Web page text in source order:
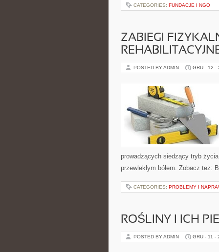
CATEGORIES: FUNDACJE I NGO
ZABIEGI
POSTED BY ADMIN GRU - 12 -
prowadzących siedzący tryb
przewlekłym bólem. Zobacz też:
CATEGORIES: PROBLEMY I
ROŚLINY I ICH
POSTED BY ADMIN GRU - 11 -